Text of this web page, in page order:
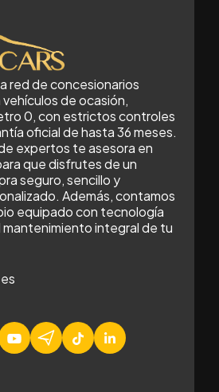
red de concesionarios
de ocasión,
0, con estrictos controles
oficial de hasta 36 meses.
expertos te asesora en
que disfrutes de un
seguro, sencillo y
Además, contamos
equipado con tecnología
mantenimiento integral de tu